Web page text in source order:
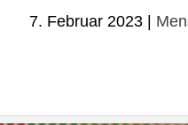
7. Februar 2023